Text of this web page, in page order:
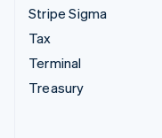
Stripe Sigma
Tax
Terminal
Treasury